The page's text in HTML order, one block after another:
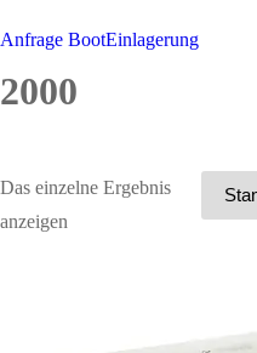
Anfrage BootEinlagerung
2000
Das einzelne Ergebnis
anzeigen